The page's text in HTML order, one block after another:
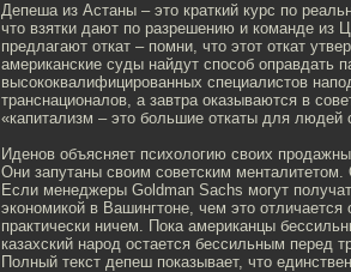
Депеша из Астаны – это краткий курс по
что взятки дают по разрешению и команде из
предлагают откат – помни, что этот откат
американские суды найдут способ оправдать
высококвалифицированных специалистов
транснационалов, а завтра оказываются в
«капитализм – это большие откаты для людей
Иденов объясняет психологию своих
Они запутаны своим советским
Если менеджеры Goldman Sachs могут
экономикой в Вашингтоне, чем это
практически ничем. Пока американцы
казахский народ остается бессильным перед
Полный текст депеш показывает, что